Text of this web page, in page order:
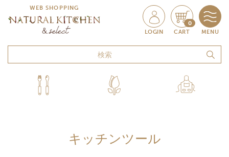
WEB SHOPPING
LOGIN
0
CART MENU
キッチンツール